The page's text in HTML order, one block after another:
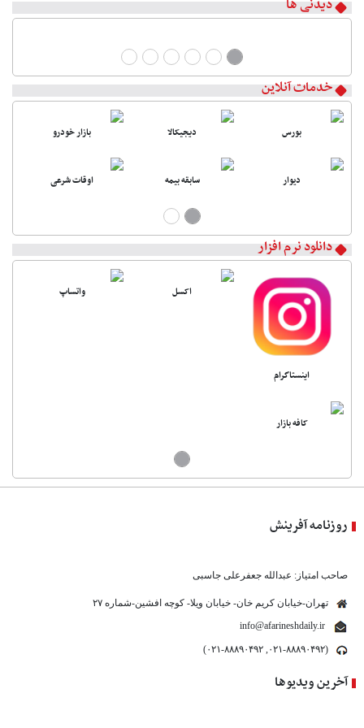
دیدنی ها
خدمات آنلاین
بورس دیجیکالا بازار خودرو
دیوار سابقه بیمه اوقات شرعی
دانلود نرم افزار
اینستاگرام
اکسل واتساپ
کافه بازار
روزنامه آفرینش
صاحب امتیاز: عبدالله جعفرعلی جاسبی
تهران-خیابان کریم خان- خیابان ویلا- کوچه افشین-شماره ۲۷
info@afarineshdaily.ir
(۰۲۱-۸۸۸۹۰۴۹۲, ۰۲۱-۸۸۸۹۰۴۹۲)
آخرین ویدیوها